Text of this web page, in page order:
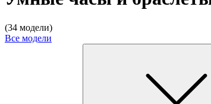
(34 модели)
Все модели